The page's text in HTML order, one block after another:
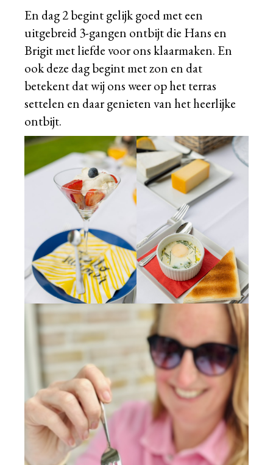
En dag 2 begint gelijk goed met een
uitgebreid 3-gangen ontbijt die Hans en
Brigit met liefde voor ons klaarmaken. En
ook deze dag begint met zon en dat
betekent dat wij ons weer op het terras
settelen en daar genieten van het heerlijke
ontbijt.